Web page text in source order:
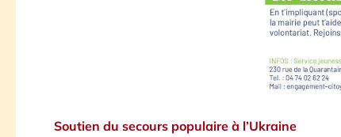
Soutien du secours populaire à l’Ukraine